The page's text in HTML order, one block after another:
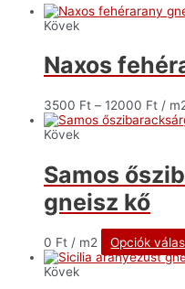
Kövek
Naxos
3500 Ft – 12000 Ft /
Kövek
Samos
gneisz kő
0 Ft / m2
Opciók
Kövek